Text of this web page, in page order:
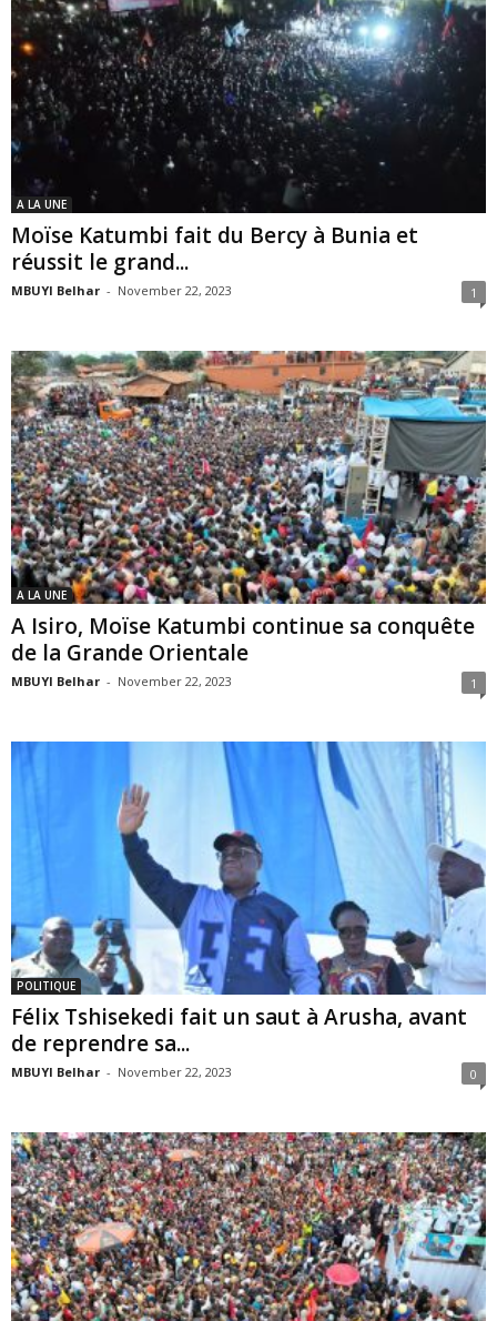
A LA UNE
Moïse Katumbi fait du Bercy à Bunia et
réussit le grand...
MBUYI Belhar - November 22, 2023 1
A LA UNE
A Isiro, Moïse Katumbi continue sa conquête
de la Grande Orientale
MBUYI Belhar - November 22, 2023 1
POLITIQUE
Félix Tshisekedi fait un saut à Arusha, avant
de reprendre sa...
MBUYI Belhar - November 22, 2023 0